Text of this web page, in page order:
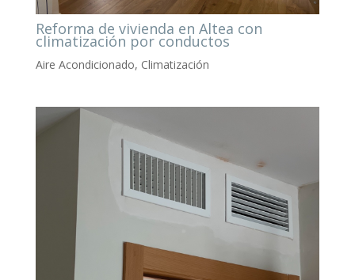
Reforma de vivienda en Altea con
climatización por conductos
Aire Acondicionado, Climatización